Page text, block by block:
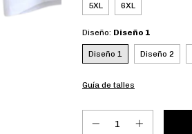
5XL 6XL
Diseño: Diseño 1
Diseño 1 Diseño 2
Guía de talles